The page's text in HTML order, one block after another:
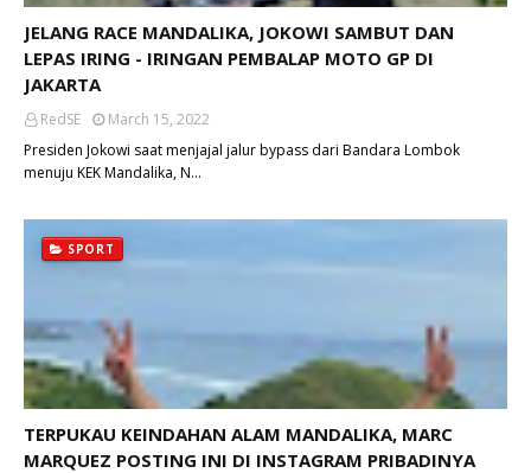
JELANG RACE MANDALIKA, JOKOWI SAMBUT DAN
LEPAS IRING - IRINGAN PEMBALAP MOTO GP DI
JAKARTA
RedSE
March 15, 2022
Presiden Jokowi saat menjajal jalur bypass dari Bandara Lombok
menuju KEK Mandalika, N…
SPORT
TERPUKAU KEINDAHAN ALAM MANDALIKA, MARC
MARQUEZ POSTING INI DI INSTAGRAM PRIBADINYA